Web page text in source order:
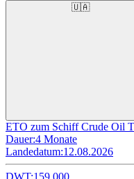
🇺🇦
ETO zum Schiff Crude Oil
Dauer:4 Monate
Landedatum:12.08.2026
DWT:159 000